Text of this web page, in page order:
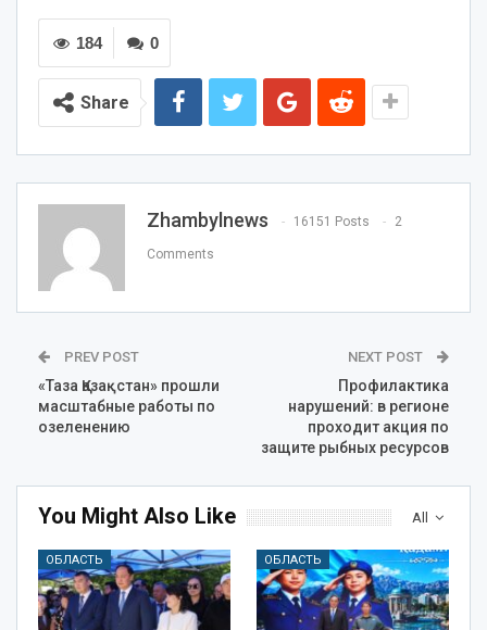
0
184
Share
Zhambylnews 16151 Posts 2
Comments
PREV POST
«Таза Қазақстан» прошли
масштабные работы по
озеленению
NEXT POST
Профилактика
нарушений: в регионе
проходит акция по
защите рыбных ресурсов
All
You Might Also Like
ОБЛАСТЬ ОБЛАСТЬ